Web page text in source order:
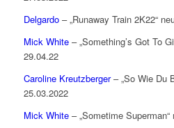
Delgardo– „Runaway Train 2K22“
Mick White– „Something’s Got To
29.04.22
Caroline Kreutzberger– „So Wie Du
25.03.2022
Mick White– „Sometime